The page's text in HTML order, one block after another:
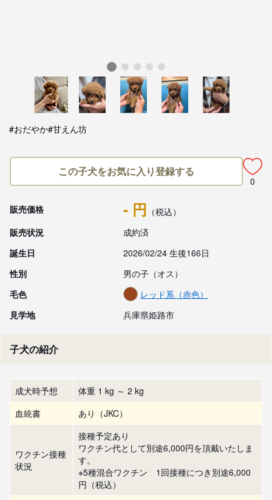
#おだやか#甘えん坊
この子犬をお気に入り登録する
0
販売価格 - 円 （税込）
販売状況
成約済
誕生日
2026/02/24 生後166日
性別
男の子（オス）
毛色
レッド系（赤色）
見学地
兵庫県姫路市
子犬の紹介
成犬時予想
体重 1 kg ～ 2 kg
血統書
あり（JKC）
ワクチン接種
状況
接種予定あり
ワクチン代として別途6,000円を頂戴いたしま
す。
※5種混合ワクチン 1回接種につき別途6,000
円（税込）